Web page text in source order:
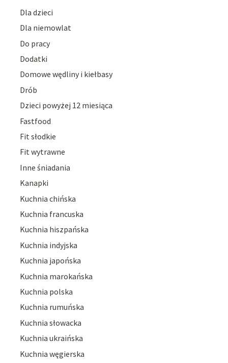
Dla dzieci
Dla niemowlat
Do pracy
Dodatki
Domowe wędliny i kiełbasy
Drób
Dzieci powyżej 12 miesiąca
Fastfood
Fit słodkie
Fit wytrawne
Inne śniadania
Kanapki
Kuchnia chińska
Kuchnia francuska
Kuchnia hiszpańska
Kuchnia indyjska
Kuchnia japońska
Kuchnia marokańska
Kuchnia polska
Kuchnia rumuńska
Kuchnia słowacka
Kuchnia ukraińska
Kuchnia węgierska